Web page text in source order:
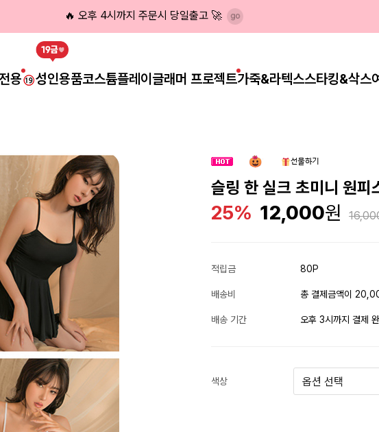
🔥 오후 4시까지 주문시 당일출고 🚀
용 성인용품코스튬플레이 글래머 프로젝트가죽&라텍스스타킹&삭스
슬링 한 실크 초미니 원피
25% 12,000
적립금 80P
배송비 총 결제금액이
배송 기간 오후 3시까지 결제
색상